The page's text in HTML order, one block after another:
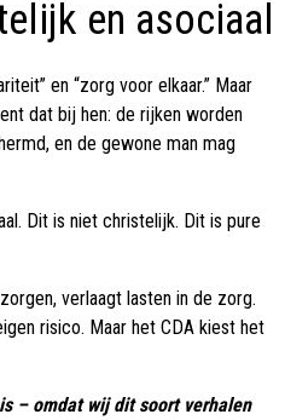
en asociaal
en “zorg voor elkaar.” Maar
dat bij hen: de rijken worden
en de gewone man mag
Dit is niet christelijk. Dit is pure
verlaagt lasten in de zorg.
risico. Maar het CDA kiest het
– omdat wij dit soort verhalen